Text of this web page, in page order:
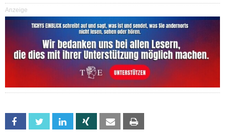
Anzeige
Facebook Twitter Linkedin Xing Email